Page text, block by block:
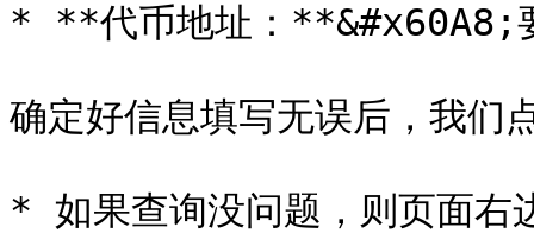
* **代币地址：**&#x60A8;
确定好信息填写无误后，我
* 如果查询没问题，则页面右